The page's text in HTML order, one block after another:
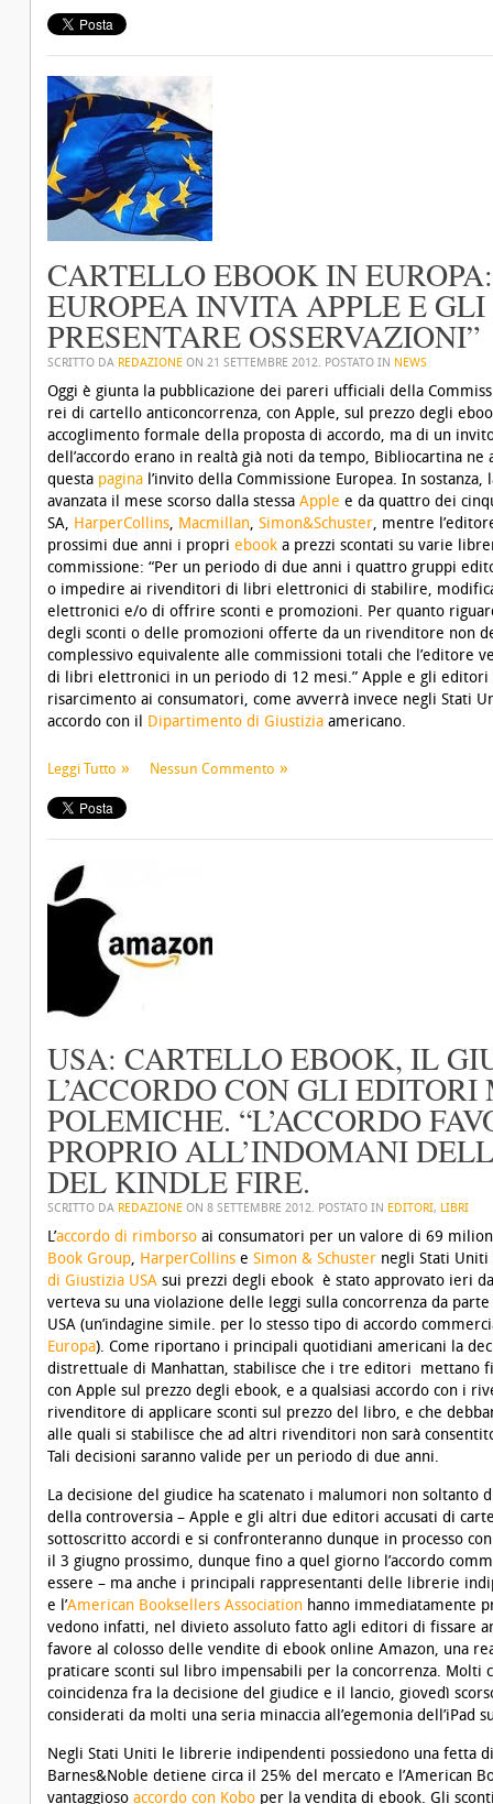
CARTELLO EBOOK IN
EUROPEA INVITA APPLE E
PRESENTARE OSSERVAZIONI”
SCRITTO DA REDAZIONE ON 21 SETTEMBRE 2012. POSTATO IN NEWS
Oggi è giunta la pubblicazione dei pareri ufficiali della
rei di cartello anticoncorrenza, con Apple, sul prezzo degli
accoglimento formale della proposta di accordo, ma di un
dell’accordo erano in realtà già noti da tempo, Bibliocartina
questa pagina l’invito della Commissione Europea. In sostanza,
avanzata il mese scorso dalla stessa Apple e da quattro dei
SA, HarperCollins, Macmillan, Simon&Schuster, mentre
prossimi due anni i propri ebook a prezzi scontati su varie
commissione: “Per un periodo di due anni i quattro gruppi
o impedire ai rivenditori di libri elettronici di stabilire,
elettronici e/o di offrire sconti e promozioni. Per quanto
degli sconti o delle promozioni offerte da un rivenditore non
complessivo equivalente alle commissioni totali che l’editore
di libri elettronici in un periodo di 12 mesi.” Apple e gli editori
risarcimento ai consumatori, come avverrà invece negli Stati
accordo con il Dipartimento di Giustizia americano.
Leggi Tutto Nessun Commento
USA: CARTELLO EBOOK, IL
L’ACCORDO CON GLI
POLEMICHE. “L’ACCORDO
PROPRIO ALL’INDOMANI
DEL KINDLE FIRE.
SCRITTO DA REDAZIONE ON 8 SETTEMBRE 2012. POSTATO IN EDITORI, LIBRI
L’accordo di rimborso ai consumatori per un valore di 69
Book Group, HarperCollins e Simon & Schuster negli Stati
di Giustizia USA sui prezzi degli ebook è stato approvato ieri
verteva su una violazione delle leggi sulla concorrenza da
USA (un’indagine simile. per lo stesso tipo di accordo
Europa). Come riportano i principali quotidiani americani la
distrettuale di Manhattan, stabilisce che i tre editori mettano
con Apple sul prezzo degli ebook, e a qualsiasi accordo con i
rivenditore di applicare sconti sul prezzo del libro, e che
alle quali si stabilisce che ad altri rivenditori non sarà
Tali decisioni saranno valide per un periodo di due anni.
La decisione del giudice ha scatenato i malumori non soltanto
della controversia – Apple e gli altri due editori accusati di
sottoscritto accordi e si confronteranno dunque in processo
il 3 giugno prossimo, dunque fino a quel giorno l’accordo
essere – ma anche i principali rappresentanti delle librerie
e l’American Booksellers Association hanno immediatamente
vedono infatti, nel divieto assoluto fatto agli editori di fissare
favore al colosso delle vendite di ebook online Amazon, una
praticare sconti sul libro impensabili per la concorrenza. Molti
coincidenza fra la decisione del giudice e il lancio, giovedì
considerati da molti una seria minaccia all’egemonia
Negli Stati Uniti le librerie indipendenti possiedono una fetta
Barnes&Noble detiene circa il 25% del mercato e l’American
vantaggioso accordo con Kobo per la vendita di ebook. Gli